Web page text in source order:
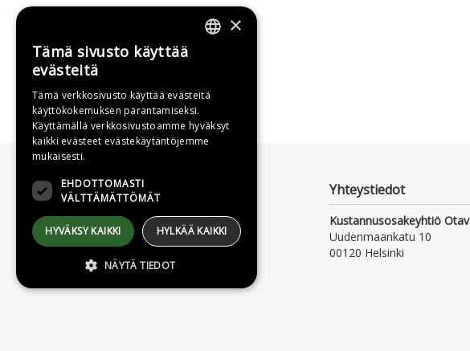
Yhteystiedot
Kustannusosakeyhtiö Otava
×
Tämä sivusto käyttää
evästeitä
Tämä verkkosivusto käyttää evästeitä
käyttökokemuksen parantamiseksi.
Käyttämällä verkkosivustoamme hyväksyt
kaikki evästeet evästekäytäntöjemme
mukaisesti.
EHDOTTOMASTI
VÄLTTÄMÄTTÖMÄT
HYVÄKSY KAIKKI HYLKÄÄ KAIKKI
NÄYTÄ TIEDOT